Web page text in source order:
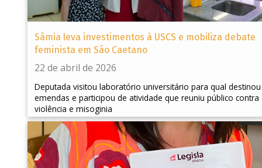
Sâmia leva investimentos à USCS e mobiliza debate
feminista em São Caetano
22 de abril de 2026
Deputada visitou laboratório universitário para qual destinou
emendas e participou de atividade que reuniu público contra
violência e misoginia